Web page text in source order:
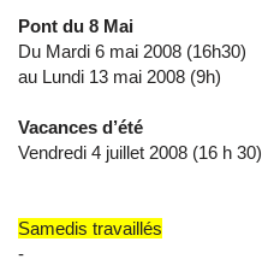
Pont du 8 Mai
Du Mardi 6 mai 2008 (16h30)
au Lundi 13 mai 2008 (9h)
Vacances d’été
Vendredi 4 juillet 2008 (16 h 30)
Samedis travaillés
-